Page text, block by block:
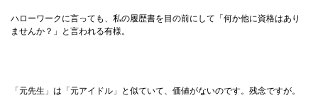
ハローワークに言っても、私の履歴書を目の前にして「何か他に資格はあり
ませんか？」と言われる有様。
「元先生」は「元アイドル」と似ていて、価値がないのです。残念ですが。